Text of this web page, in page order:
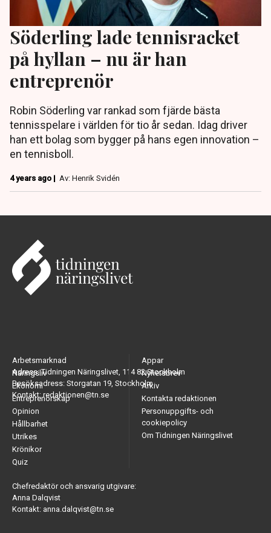
Söderling lade tennisracket
på hyllan – nu är han
entreprenör
Robin Söderling var rankad som fjärde bästa
tennisspelare i världen för tio år sedan. Idag driver
han ett bolag som bygger på hans egen innovation –
en tennisboll.
4 years ago | Av: Henrik Svidén
Adress: Tidningen Näringslivet, 114 82 Stockholm
Besöksadress: Storgatan 19, Stockholm
Kontakt: redaktionen@tn.se
Arbetsmarknad
Näringsliv
Ekonomi
Entreprenörskap
Opinion
Hållbarhet
Utrikes
Krönikor
Quiz
Appar
Nyhetsbrev
Arkiv
Kontakta redaktionen
Personuppgifts- och
cookiepolicy
Om Tidningen Näringslivet
Chefredaktör och ansvarig utgivare:
Anna Dalqvist
Kontakt: anna.dalqvist@tn.se